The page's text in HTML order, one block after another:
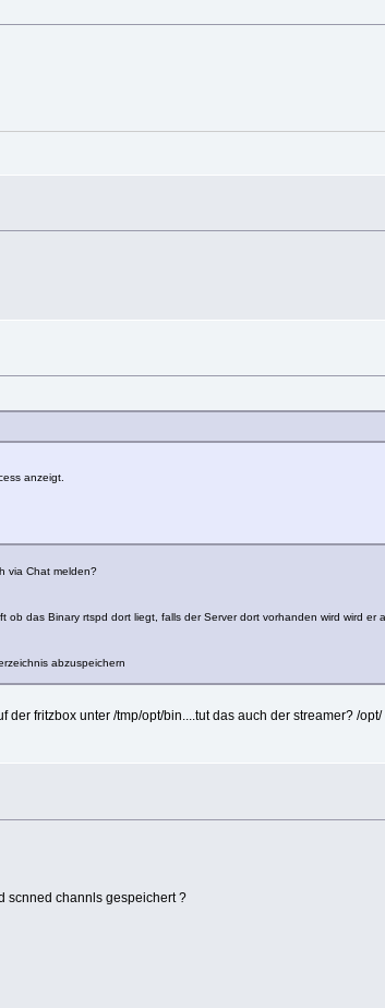
anzeigt.
via Chat melden?
das Binary rtspd dort liegt, falls der Server dort vorhanden wird wird er
abzuspeichern
fritzbox unter /tmp/opt/bin....tut das auch der streamer? /
scnned channls gespeichert ?